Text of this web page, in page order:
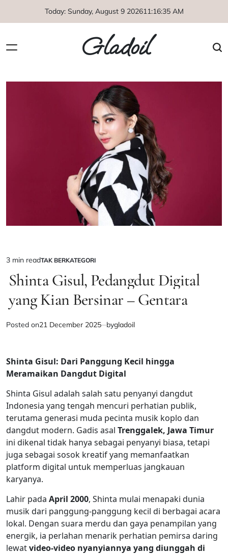
Today: Sunday, August 9 202611:16:36 AM
Gladoil
Estimated
read
time
3 min readPOSTED
TAK BERKATEGORI
Shinta Gisul, Pedangdut Digital
yang Kian Bersinar – Gentara
Posted on21 December 2025 bygladoil
Shinta Gisul: Dari Panggung Kecil hingga
Meramaikan Dangdut Digital
Shinta Gisul adalah salah satu penyanyi dangdut
Indonesia yang tengah mencuri perhatian publik,
terutama generasi muda pecinta musik koplo dan
dangdut modern. Gadis asal Trenggalek, Jawa Timur
ini dikenal tidak hanya sebagai penyanyi biasa, tetapi
juga sebagai sosok kreatif yang memanfaatkan
platform digital untuk memperluas jangkauan
karyanya.
Lahir pada April 2000, Shinta mulai menapaki dunia
musik dari panggung-panggung kecil di berbagai acara
lokal. Dengan suara merdu dan gaya penampilan yang
energik, ia perlahan menarik perhatian pemirsa daring
lewatvideo-video nyanyiannya yang diunggah di